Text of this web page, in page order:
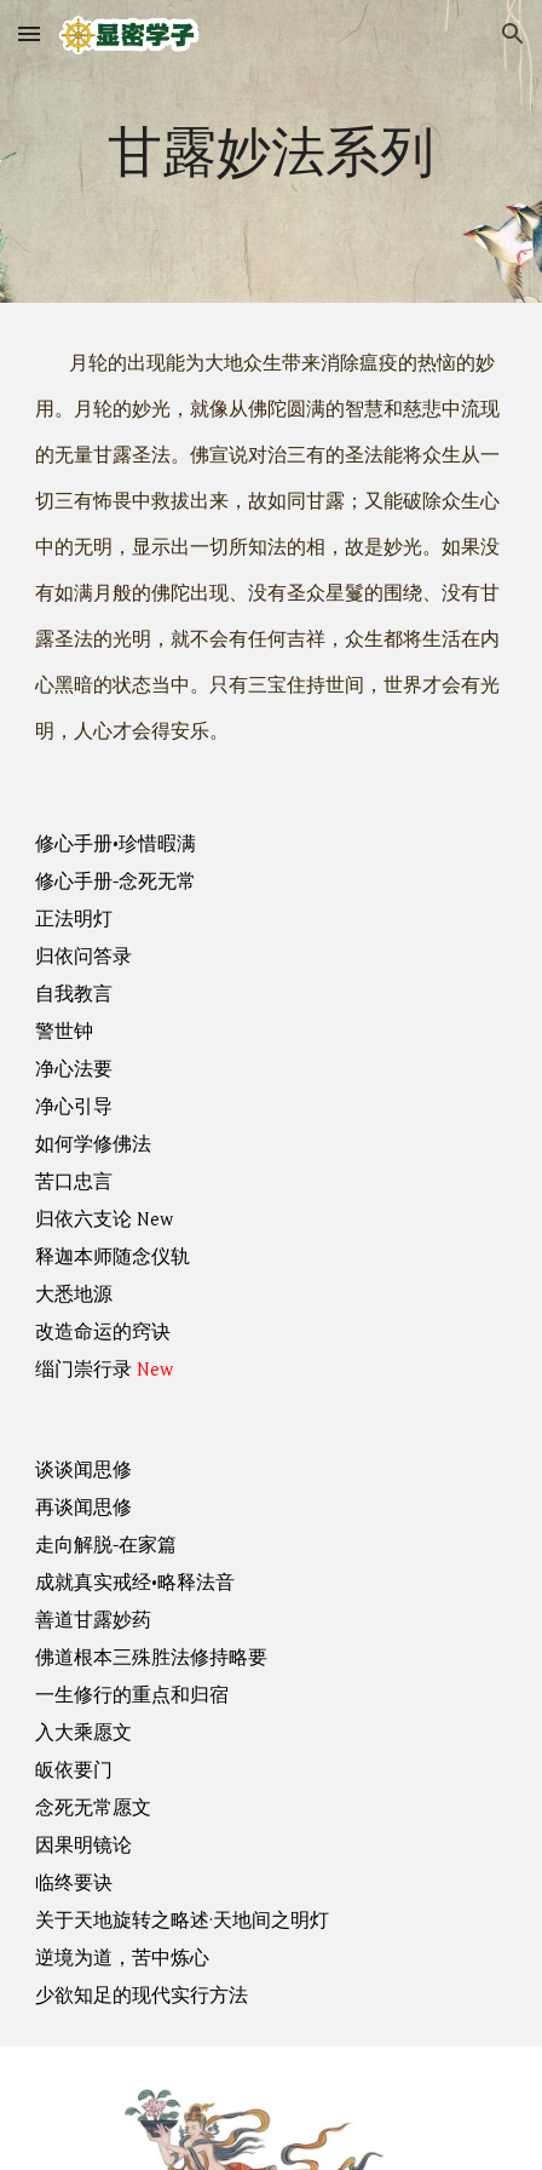
Skip to main content Skip to navigation
甘露妙法系列
月轮的出现能为大地众生带来消除瘟疫的热恼的妙
用。月轮的妙光，就像从佛陀圆满的智慧和慈悲中流现
的无量甘露圣法。佛宣说对治三有的圣法能将众生从一
切三有怖畏中救拔出来，故如同甘露；又能破除众生心
中的无明，显示出一切所知法的相，故是妙光。如果没
有如满月般的佛陀出现、没有圣众星鬘的围绕、没有甘
露圣法的光明，就不会有任何吉祥，众生都将生活在内
心黑暗的状态当中。只有三宝住持世间，世界才会有光
明，人心才会得安乐。
修心手册•珍惜暇满
修心手册-念死无常
正法明灯
归依问答录
自我教言
警世钟
净心法要
净心引导
如何学修佛法
苦口忠言
归依六支论 New
释迦本师随念仪轨
大悉地源
改造命运的窍诀
缁门崇行录 New
谈谈闻思修
再谈闻思修
走向解脱-在家篇
成就真实戒经•略释法音
善道甘露妙药
佛道根本三殊胜法修持略要
一生修行的重点和归宿
入大乘愿文
皈依要门
念死无常愿文
因果明镜论
临终要诀
关于天地旋转之略述·天地间之明灯
逆境为道，苦中炼心
少欲知足的现代实行方法